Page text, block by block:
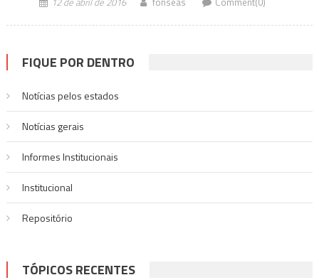
FIQUE POR DENTRO
Notícias pelos estados
Notí­cias gerais
Informes Institucionais
Institucional
Repositório
TÓPICOS RECENTES